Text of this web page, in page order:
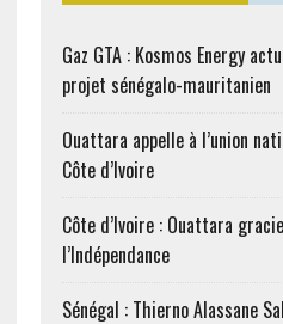
Gaz GTA : Kosmos Energy
projet sénégalo-mauritanien
Ouattara appelle à l’union
Côte d’Ivoire
Côte d’Ivoire : Ouattara
l’Indépendance
Sénégal : Thierno Alassane